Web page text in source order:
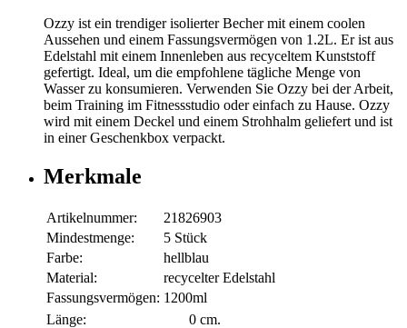
Ozzy ist ein trendiger isolierter Becher mit einem coolen
Aussehen und einem Fassungsvermögen von 1.2L. Er ist aus
Edelstahl mit einem Innenleben aus recyceltem Kunststoff
gefertigt. Ideal, um die empfohlene tägliche Menge von
Wasser zu konsumieren. Verwenden Sie Ozzy bei der Arbeit,
beim Training im Fitnessstudio oder einfach zu Hause. Ozzy
wird mit einem Deckel und einem Strohhalm geliefert und ist
in einer Geschenkbox verpackt.
Merkmale
Artikelnummer:
21826903
Mindestmenge:
5 Stück
Farbe:
hellblau
Material:
recycelter Edelstahl
Fassungsvermögen: 1200ml
Länge:
0 cm.